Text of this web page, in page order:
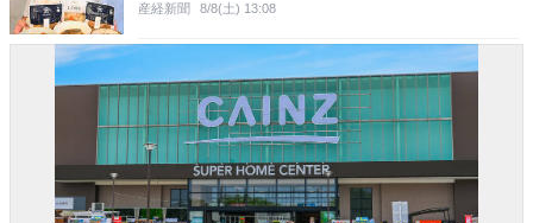
産経新聞 8/8(土) 13:08